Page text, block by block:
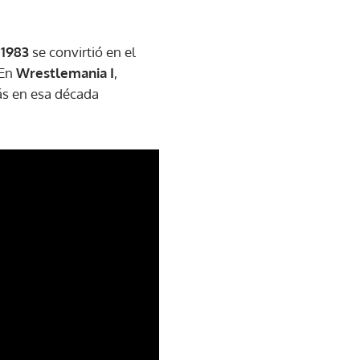
1983 se convirtió en el
Wrestlemania I,
en esa década